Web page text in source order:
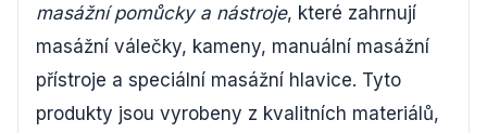
masážní pomůcky a nástroje, které zahrnují
masážní válečky, kameny, manuální masážní
přístroje a speciální masážní hlavice. Tyto
produkty jsou vyrobeny z kvalitních materiálů,